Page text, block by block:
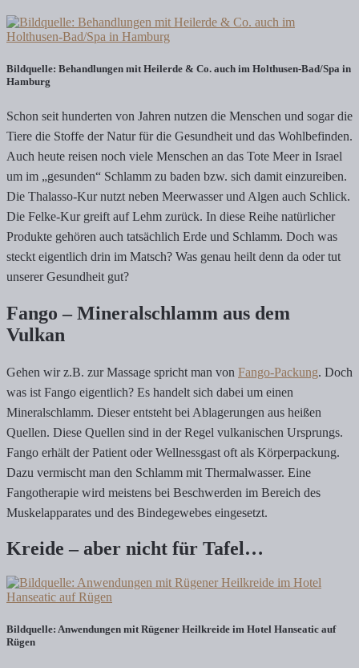
Bildquelle: Behandlungen mit Heilerde & Co. auch im Holthusen-Bad/Spa in
Hamburg
Schon seit hunderten von Jahren nutzen die Menschen und sogar die
Tiere die Stoffe der Natur für die Gesundheit und das Wohlbefinden.
Auch heute reisen noch viele Menschen an das Tote Meer in Israel
um im „gesunden“ Schlamm zu baden bzw. sich damit einzureiben.
Die Thalasso-Kur nutzt neben Meerwasser und Algen auch Schlick.
Die Felke-Kur greift auf Lehm zurück. In diese Reihe natürlicher
Produkte gehören auch tatsächlich Erde und Schlamm. Doch was
steckt eigentlich drin im Matsch? Was genau heilt denn da oder tut
unserer Gesundheit gut?
Fango – Mineralschlamm aus dem
Vulkan
Gehen wir z.B. zur Massage spricht man von Fango-Packung. Doch
was ist Fango eigentlich? Es handelt sich dabei um einen
Mineralschlamm. Dieser entsteht bei Ablagerungen aus heißen
Quellen. Diese Quellen sind in der Regel vulkanischen Ursprungs.
Fango erhält der Patient oder Wellnessgast oft als Körperpackung.
Dazu vermischt man den Schlamm mit Thermalwasser. Eine
Fangotherapie wird meistens bei Beschwerden im Bereich des
Muskelapparates und des Bindegewebes eingesetzt.
Kreide – aber nicht für Tafel…
Bildquelle: Anwendungen mit Rügener Heilkreide im Hotel Hanseatic auf
Rügen